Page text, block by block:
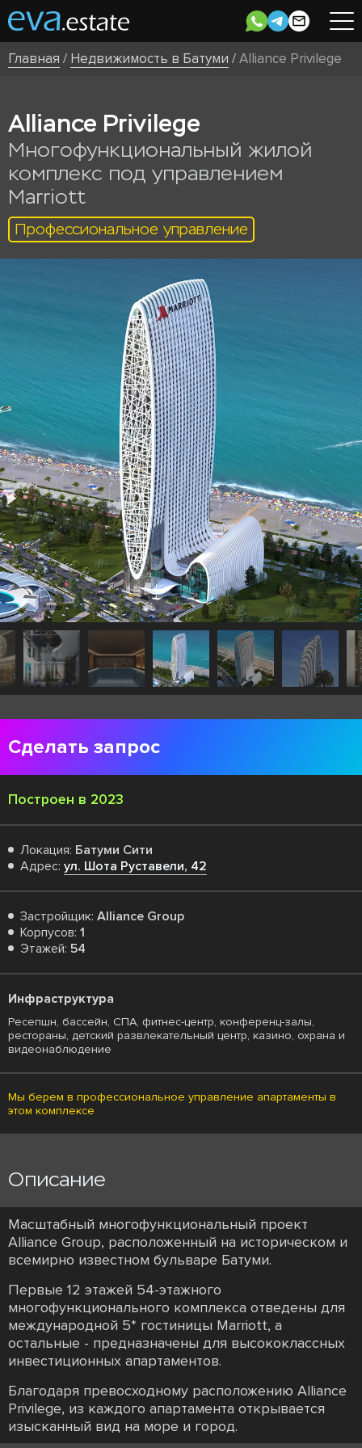
Главная / Недвижимость в Батуми /Alliance Privilege
Alliance Privilege
Многофункциональный жилой
комплекс под управлением
Marriott
Профессиональное управление
Сделать запрос
Построен в 2023
Локация: Батуми Сити
Адрес: ул. Шота Руставели, 42
Застройщик: Alliance Group
Корпусов: 1
Этажей: 54
Инфраструктура
Ресепшн, бассейн, СПА, фитнес-центр, конференц-залы,
рестораны, детский развлекательный центр, казино, охрана и
видеонаблюдение
Мы берем в профессиональное управление апартаменты в
этом комплексе
Описание
Масштабный многофункциональный проект
Alliance Group, расположенный на историческом и
всемирно известном бульваре Батуми.
Первые 12 этажей 54-этажного
многофункционального комплекса отведены для
международной 5* гостиницы Marriott, а
остальные - предназначены для высококлассных
инвестиционных апартаментов.
Благодаря превосходному расположению Alliance
Privilege, из каждого апартамента открывается
изысканный вид на море и город.